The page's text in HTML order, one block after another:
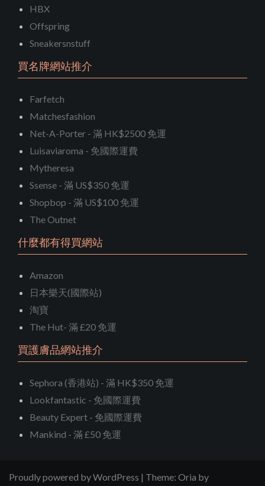
HBX
Offspring
Sneakersnstuff
買名牌網站推介
Farfetch
Matchesfashion
Net-A-Porter - 滿 HK$2500 免運
Luisaviaroma - 免國際運費
Mytheresa
Ssense - 滿 US$350 免運
Shopbop - 滿 US$100 免運
The Outnet
什麼都有得買網站
Amazon
日本樂天(國際站)
淘寶
The Hut- 滿 £20 免運
買護膚品網站推介
Sephora (香港站) - 滿 HK$350 免運
Lookfantastic - 免國際運費
Beauty Expert - 免國際運費
Mankind - 滿 £50 免運
Proudly powered by WordPress | Theme: Oria by